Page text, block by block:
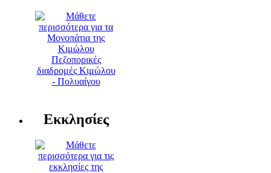
Πεζοπορικές
διαδρομές Κιμώλου
- Πολυαίγου
Εκκλησίες